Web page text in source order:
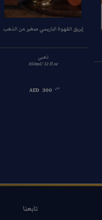
إبريق القهوة الباريسي صغير من الذهب
ذهبي
350ml/ 12 fl oz
من AED 300
تابعنا